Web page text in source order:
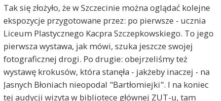
Tak się złożyło, że w Szczecinie można oglądać kolejne
ekspozycje przygotowane przez: po pierwsze - ucznia
Liceum Plastycznego Kacpra Szczepkowskiego. To jego
pierwsza wystawa, jak mówi, szuka jeszcze swojej
fotograficznej drogi. Po drugie: obejrzeliśmy też
wystawę krokusów, która stanęła - jakżeby inaczej - na
Jasnych Błoniach nieopodal "Bartłomiejki". I na koniec
tej audycji wizyta w bibliotece głównej ZUT-u, tam